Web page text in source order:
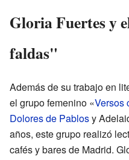
Gloria Fuertes y
faldas"
Además de su trabajo en
el grupo femenino «Versos
Dolores de Pablosy
años, este grupo realizó
cafés y bares de Madrid.